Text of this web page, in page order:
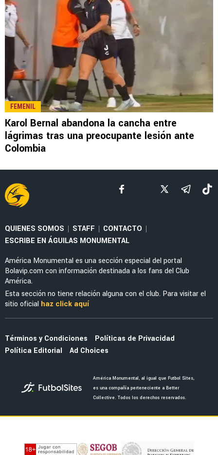
LEE TAMBIÉN
LEAGUES CUP 2026
Guillermo Almada destaca la evolución de
América tras la victoria ante San Diego FC